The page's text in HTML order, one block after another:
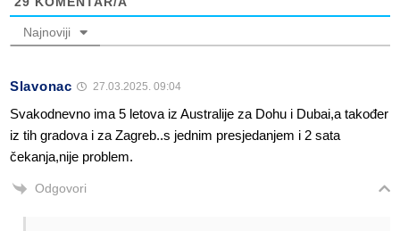
Najnoviji
Slavonac 27.03.2025. 09:04
Svakodnevno ima 5 letova iz Australije za Dohu i Dubai,a također
iz tih gradova i za Zagreb..s jednim presjedanjem i 2 sata
čekanja,nije problem.
Odgovori